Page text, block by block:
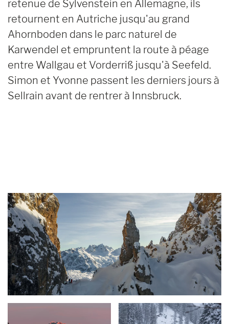
retenue de Sylvenstein en Allemagne, ils
retournent en Autriche jusqu'au grand
Ahornboden dans le parc naturel de
Karwendel et empruntent la route à péage
entre Wallgau et Vorderriß jusqu'à Seefeld.
Simon et Yvonne passent les derniers jours à
Sellrain avant de rentrer à Innsbruck.